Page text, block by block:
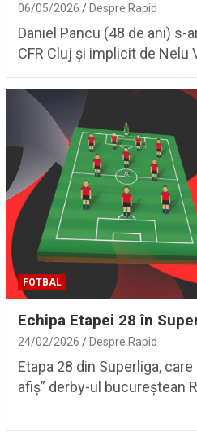
06/05/2026 Despre Rapid
Daniel Pancu (48 de ani) s-
CFR Cluj și implicit de Nelu
FOTBAL
Echipa Etapei 28 în
24/02/2026 Despre Rapid
Etapa 28 din Superliga,
afiș” derby-ul bucureștean